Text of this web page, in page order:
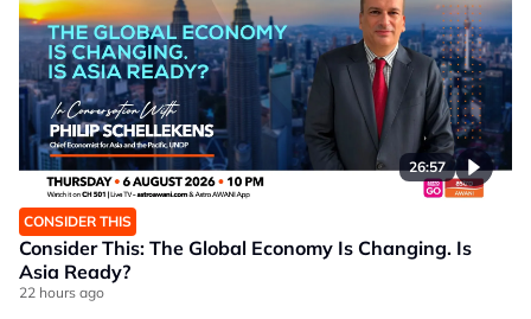
26:57
CONSIDER THIS
Consider This: The Global Economy Is Changing. Is
Asia Ready?
22 hours ago